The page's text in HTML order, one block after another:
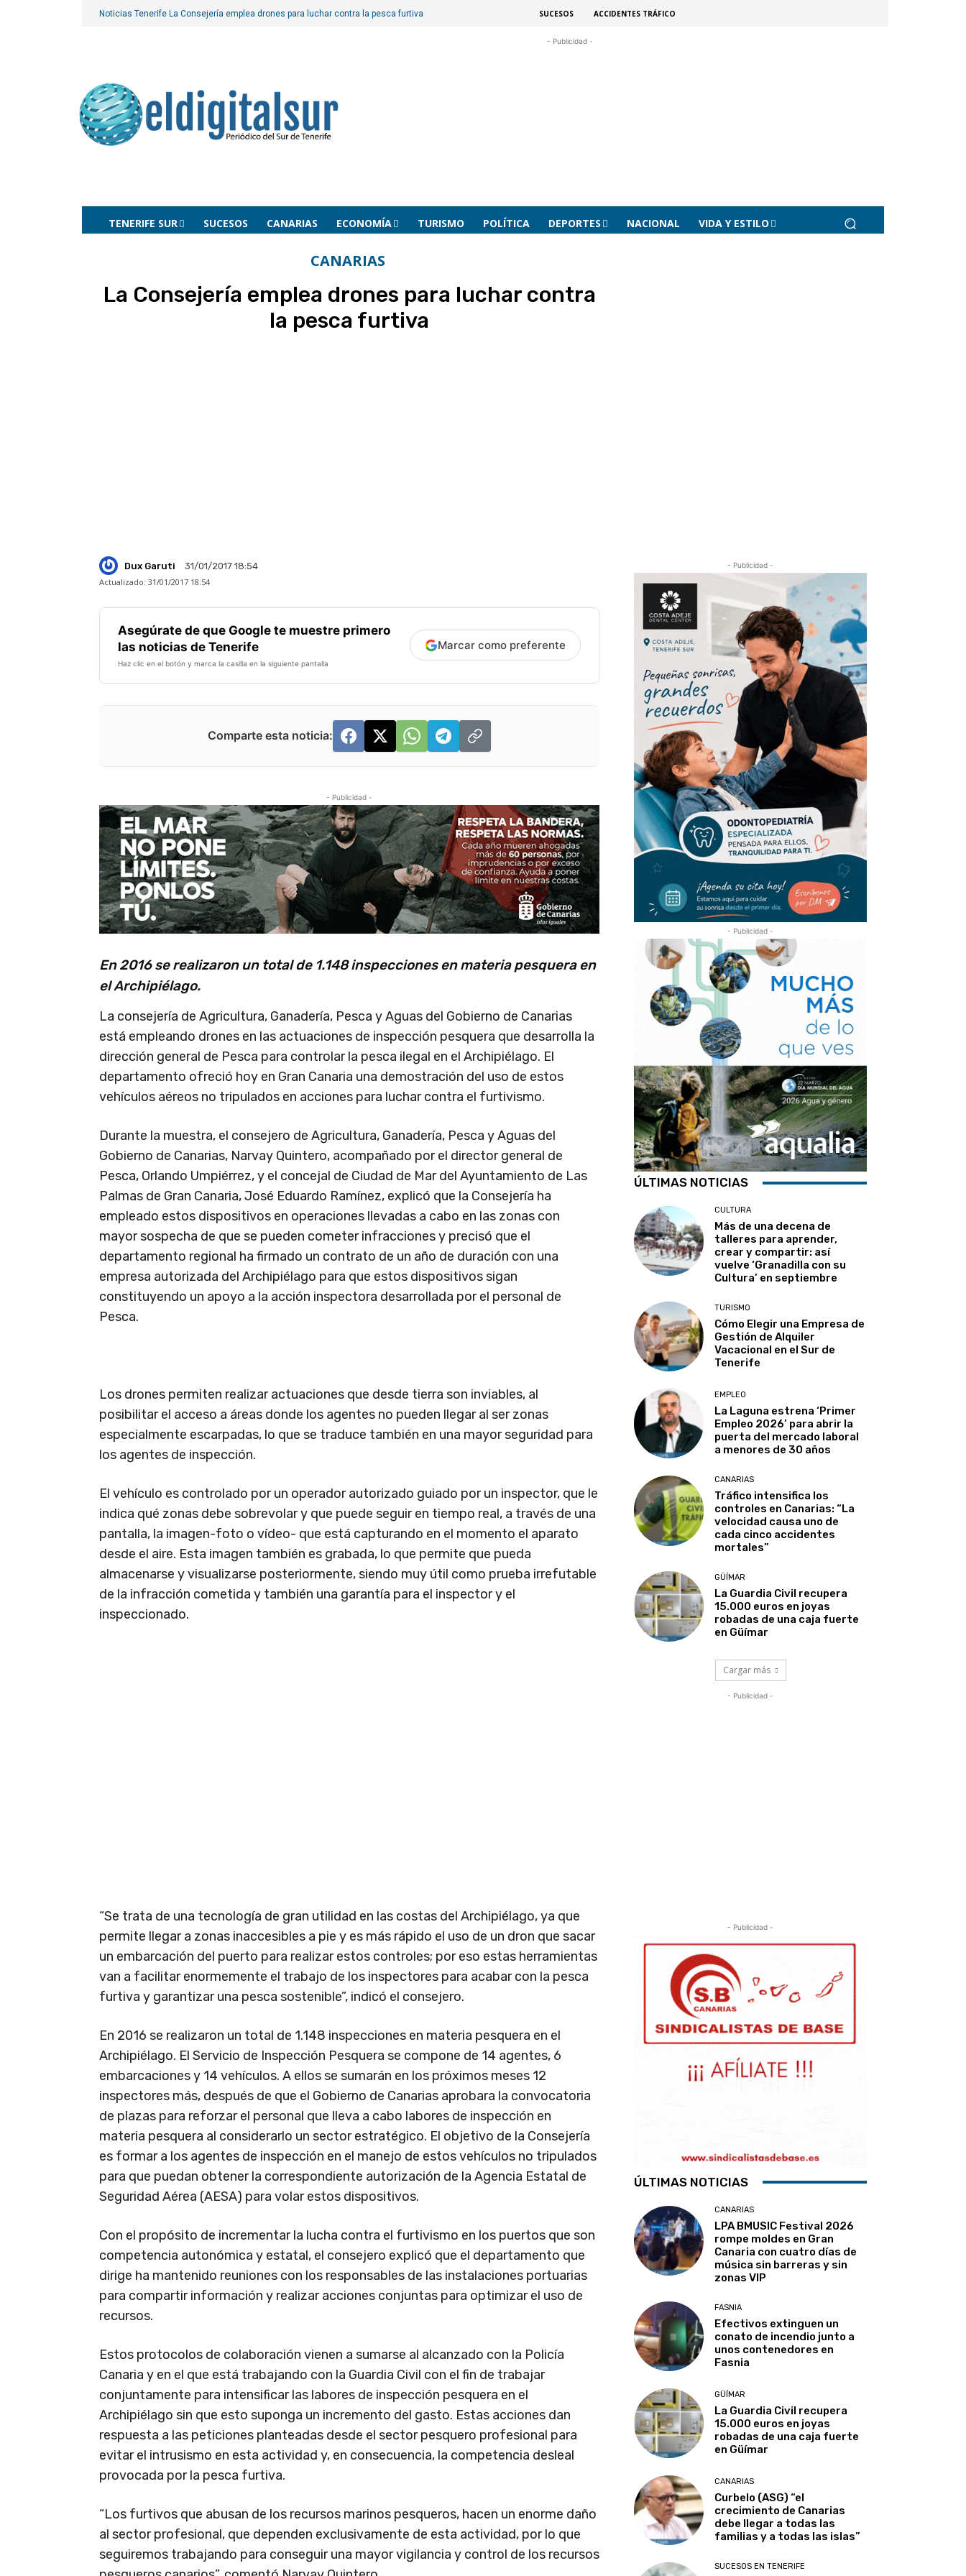
Noticias Tenerife La Consejería emplea drones para luchar contra la pesca furtiva SUCESOS ACCIDENTES TRÁFICO
- Publicidad -
TENERIFE SUR SUCESOS CANARIAS ECONOMÍA TURISMO POLÍTICA DEPORTES NACIONAL VIDA Y ESTILO
CANARIAS
La Consejería emplea drones para luchar contra
la pesca furtiva
Dux Garuti
31/01/2017 18:54
Actualizado: 31/01/2017 18:54
Asegúrate de que Google te muestre primero
las noticias de Tenerife
Haz clic en el botón y marca la casilla en la siguiente pantalla
Marcar como preferente
Comparte esta noticia:
- Publicidad -
En 2016 se realizaron un total de 1.148 inspecciones en materia pesquera en
el Archipiélago.
La consejería de Agricultura, Ganadería, Pesca y Aguas del Gobierno de Canarias
está empleando drones en las actuaciones de inspección pesquera que desarrolla la
dirección general de Pesca para controlar la pesca ilegal en el Archipiélago. El
departamento ofreció hoy en Gran Canaria una demostración del uso de estos
vehículos aéreos no tripulados en acciones para luchar contra el furtivismo.
Durante la muestra, el consejero de Agricultura, Ganadería, Pesca y Aguas del
Gobierno de Canarias, Narvay Quintero, acompañado por el director general de
Pesca, Orlando Umpiérrez, y el concejal de Ciudad de Mar del Ayuntamiento de Las
Palmas de Gran Canaria, José Eduardo Ramínez, explicó que la Consejería ha
empleado estos dispositivos en operaciones llevadas a cabo en las zonas con
mayor sospecha de que se pueden cometer infracciones y precisó que el
departamento regional ha firmado un contrato de un año de duración con una
empresa autorizada del Archipiélago para que estos dispositivos sigan
constituyendo un apoyo a la acción inspectora desarrollada por el personal de
Pesca.
Los drones permiten realizar actuaciones que desde tierra son inviables, al
posibilitar el acceso a áreas donde los agentes no pueden llegar al ser zonas
especialmente escarpadas, lo que se traduce también en una mayor seguridad para
los agentes de inspección.
El vehículo es controlado por un operador autorizado guiado por un inspector, que le
indica qué zonas debe sobrevolar y que puede seguir en tiempo real, a través de una
pantalla, la imagen-foto o vídeo- que está capturando en el momento el aparato
desde el aire. Esta imagen también es grabada, lo que permite que pueda
almacenarse y visualizarse posteriormente, siendo muy útil como prueba irrefutable
de la infracción cometida y también una garantía para el inspector y el
inspeccionado.
“Se trata de una tecnología de gran utilidad en las costas del Archipiélago, ya que
permite llegar a zonas inaccesibles a pie y es más rápido el uso de un dron que sacar
un embarcación del puerto para realizar estos controles; por eso estas herramientas
van a facilitar enormemente el trabajo de los inspectores para acabar con la pesca
furtiva y garantizar una pesca sostenible”, indicó el consejero.
En 2016 se realizaron un total de 1.148 inspecciones en materia pesquera en el
Archipiélago. El Servicio de Inspección Pesquera se compone de 14 agentes, 6
embarcaciones y 14 vehículos. A ellos se sumarán en los próximos meses 12
inspectores más, después de que el Gobierno de Canarias aprobara la convocatoria
de plazas para reforzar el personal que lleva a cabo labores de inspección en
materia pesquera al considerarlo un sector estratégico. El objetivo de la Consejería
es formar a los agentes de inspección en el manejo de estos vehículos no tripulados
para que puedan obtener la correspondiente autorización de la Agencia Estatal de
Seguridad Aérea (AESA) para volar estos dispositivos.
Con el propósito de incrementar la lucha contra el furtivismo en los puertos que son
competencia autonómica y estatal, el consejero explicó que el departamento que
dirige ha mantenido reuniones con los responsables de las instalaciones portuarias
para compartir información y realizar acciones conjuntas para optimizar el uso de
recursos.
Estos protocolos de colaboración vienen a sumarse al alcanzado con la Policía
Canaria y en el que está trabajando con la Guardia Civil con el fin de trabajar
conjuntamente para intensificar las labores de inspección pesquera en el
Archipiélago sin que esto suponga un incremento del gasto. Estas acciones dan
respuesta a las peticiones planteadas desde el sector pesquero profesional para
evitar el intrusismo en esta actividad y, en consecuencia, la competencia desleal
provocada por la pesca furtiva.
“Los furtivos que abusan de los recursos marinos pesqueros, hacen un enorme daño
al sector profesional, que dependen exclusivamente de esta actividad, por lo que
seguiremos trabajando para conseguir una mayor vigilancia y control de los recursos
- Publicidad -
- Publicidad -
ÚLTIMAS NOTICIAS
CULTURA
Más de una decena de
talleres para aprender,
crear y compartir: así
vuelve ‘Granadilla con su
Cultura’ en septiembre
TURISMO
Cómo Elegir una Empresa de
Gestión de Alquiler
Vacacional en el Sur de
Tenerife
EMPLEO
La Laguna estrena ‘Primer
Empleo 2026’ para abrir la
puerta del mercado laboral
a menores de 30 años
CANARIAS
Tráfico intensifica los
controles en Canarias: “La
velocidad causa uno de
cada cinco accidentes
mortales”
GÜÍMAR
La Guardia Civil recupera
15.000 euros en joyas
robadas de una caja fuerte
en Güímar
Cargar más
- Publicidad -
- Publicidad -
ÚLTIMAS NOTICIAS
CANARIAS
LPA BMUSIC Festival 2026
rompe moldes en Gran
Canaria con cuatro días de
música sin barreras y sin
zonas VIP
FASNIA
Efectivos extinguen un
conato de incendio junto a
unos contenedores en
Fasnia
GÜÍMAR
La Guardia Civil recupera
15.000 euros en joyas
robadas de una caja fuerte
en Güímar
CANARIAS
Curbelo (ASG) “el
crecimiento de Canarias
debe llegar a todas las
familias y a todas las islas”
SUCESOS EN TENERIFE